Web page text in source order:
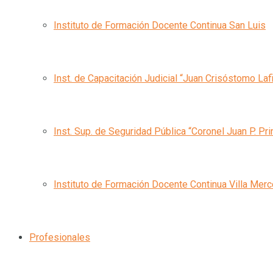
Instituto de Formación Docente Continua San Luis
Inst. de Capacitación Judicial “Juan Crisóstomo
Inst. Sup. de Seguridad Pública “Coronel Juan P.
Instituto de Formación Docente Continua Villa
Profesionales